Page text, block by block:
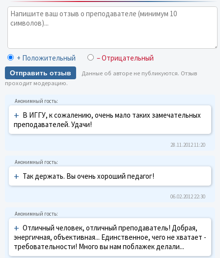
+ Положительный – Отрицательный
Отправить отзыв
Данные об авторе не публикуются. Отзыв
проходит модерацию.
+ В ИГГУ, к сожалению, очень мало таких замечательных
преподавателей. Удачи!
28.11.2012 11:20
+ Так держать. Вы очень хороший педагог!
06.02.2012 22:30
+ Отличный человек, отличный преподаватель! Добрая,
энергичная, объективная... Единственное, чего не хватает -
требовательности! Много вы нам поблажек делали...